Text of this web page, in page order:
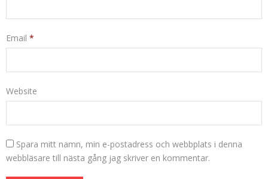
Email *
Website
Spara mitt namn, min e-postadress och webbplats i denna
webbläsare till nästa gång jag skriver en kommentar.